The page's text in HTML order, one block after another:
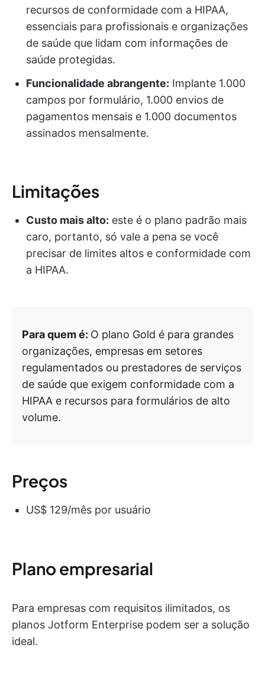
recursos de conformidade com a HIPAA,
essenciais para profissionais e organizações
de saúde que lidam com informações de
saúde protegidas.
Funcionalidade abrangente: Implante 1.000
campos por formulário, 1.000 envios de
pagamentos mensais e 1.000 documentos
assinados mensalmente.
Limitações
Custo mais alto: este é o plano padrão mais
caro, portanto, só vale a pena se você
precisar de limites altos e conformidade com
a HIPAA.
Para quem é: O plano Gold é para grandes
organizações, empresas em setores
regulamentados ou prestadores de serviços
de saúde que exigem conformidade com a
HIPAA e recursos para formulários de alto
volume.
Preços
US$ 129/mês por usuário
Plano empresarial
Para empresas com requisitos ilimitados, os
planos Jotform Enterprise podem ser a solução
ideal.